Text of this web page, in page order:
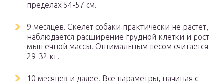
пределах 54-57 см.
9 месяцев. Скелет собаки практически не растет,
наблюдается расширение грудной клетки и рост
мышечной массы. Оптимальным весом считается
29-32 кг.
10 месяцев и далее. Все параметры, начиная с